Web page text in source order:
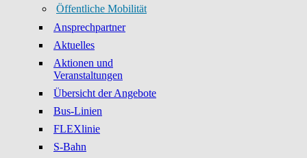
Öffentliche Mobilität
Ansprechpartner
Aktuelles
Aktionen und
Veranstaltungen
Übersicht der Angebote
Bus-Linien
FLEXlinie
S-Bahn